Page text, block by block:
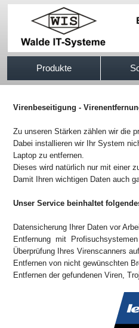
Produkte
Virenbeseitigung -
Zu unseren Stärken zählen wir die
Dabei installieren wir Ihr System
Laptop zu entfernen.
Dieses wird natürlich nur mit einer
Damit Ihren wichtigen Daten auch
Unser Service beinhaltet
Datensicherung Ihrer Daten vor
Entfernung mit
Überprüfung Ihres Virenscanners
Entfernen von nicht gewünschten
Entfernen der gefundenen Viren,